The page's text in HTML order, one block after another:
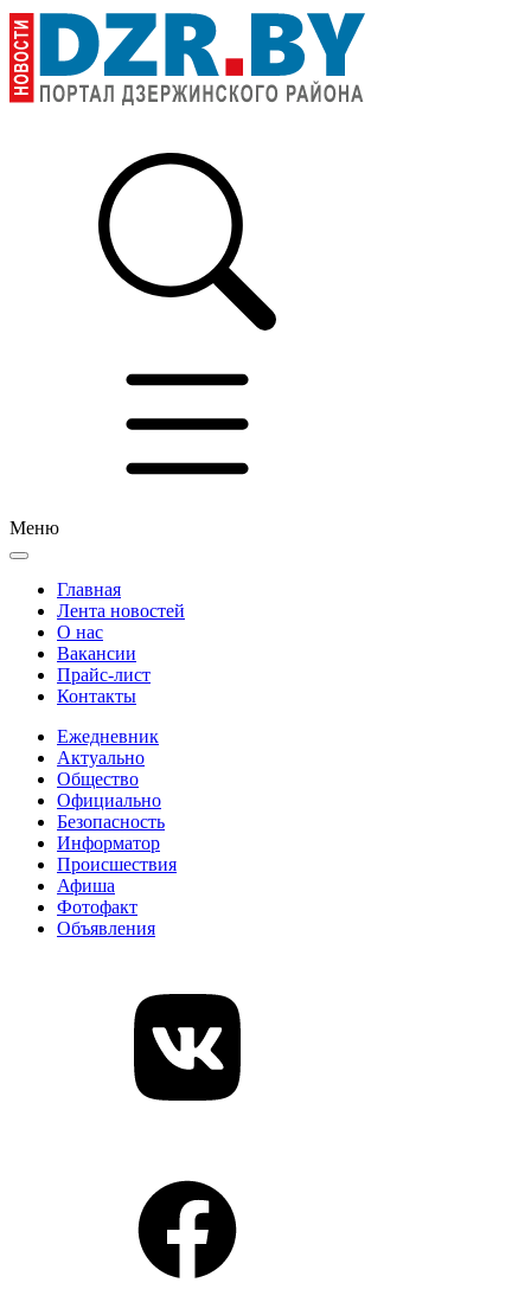
Меню
Главная
Лента новостей
О нас
Вакансии
Прайс-лист
Контакты
Ежедневник
Актуально
Общество
Официально
Безопасность
Информатор
Происшествия
Афиша
Фотофакт
Объявления